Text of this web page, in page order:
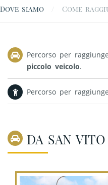
Dove siamo Come
Percorso per
piccolo veicolo.
Percorso per
DA SAN